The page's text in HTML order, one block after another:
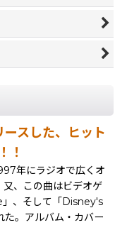
スした、ヒット
！
年にラジオで広くオ
、この曲はビデオゲ
、そして「Disney's
。アルバム・カバー